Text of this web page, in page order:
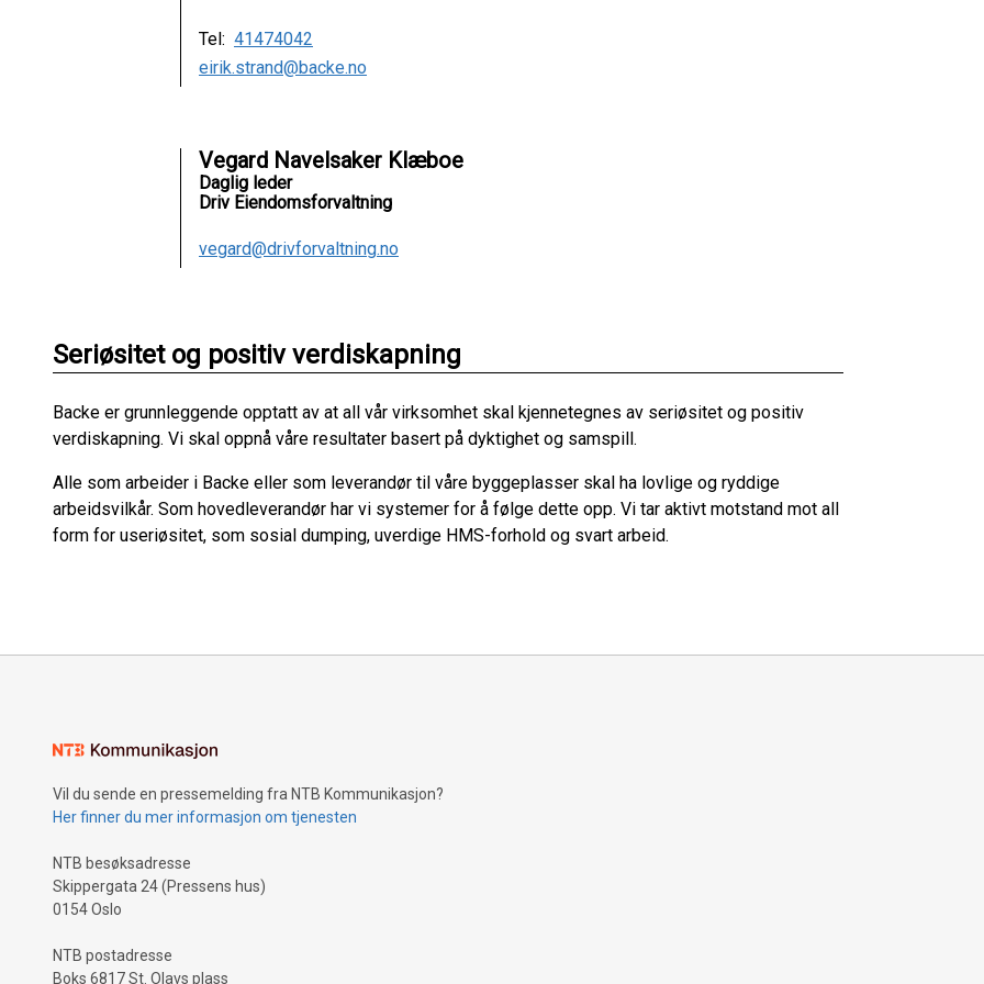
Tel: 41474042
eirik.strand@backe.no
Vegard Navelsaker Klæboe
Daglig leder
Driv Eiendomsforvaltning
vegard@drivforvaltning.no
Seriøsitet og positiv verdiskapning
Backe er grunnleggende opptatt av at all vår virksomhet skal kjennetegnes av seriøsitet og positiv
verdiskapning. Vi skal oppnå våre resultater basert på dyktighet og samspill.
Alle som arbeider i Backe eller som leverandør til våre byggeplasser skal ha lovlige og ryddige
arbeidsvilkår. Som hovedleverandør har vi systemer for å følge dette opp. Vi tar aktivt motstand mot all
form for useriøsitet, som sosial dumping, uverdige HMS-forhold og svart arbeid.
Vil du sende en pressemelding fra NTB Kommunikasjon?
Her finner du mer informasjon om tjenesten
NTB besøksadresse
Skippergata 24 (Pressens hus)
0154 Oslo
NTB postadresse
Boks 6817 St. Olavs plass